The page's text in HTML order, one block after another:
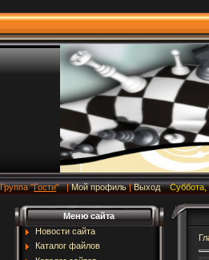
Группа"Гости" |Мой профиль |Выход Суббота,
Меню сайта
Новости сайта
Каталог файлов